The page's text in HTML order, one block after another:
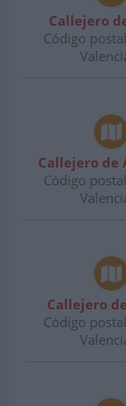
Callejero
Código
Callejero de
Código
Callejero
Código